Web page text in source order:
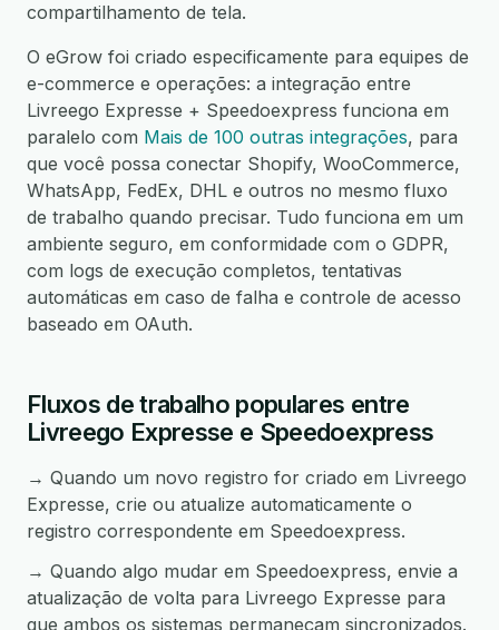
compartilhamento de tela.
O eGrow foi criado especificamente para equipes de
e-commerce e operações: a integração entre
Livreego Expresse + Speedoexpress funciona em
paralelo com Mais de 100 outras integrações, para
que você possa conectar Shopify, WooCommerce,
WhatsApp, FedEx, DHL e outros no mesmo fluxo
de trabalho quando precisar. Tudo funciona em um
ambiente seguro, em conformidade com o GDPR,
com logs de execução completos, tentativas
automáticas em caso de falha e controle de acesso
baseado em OAuth.
Fluxos de trabalho populares entre
Livreego Expresse e Speedoexpress
→ Quando um novo registro for criado em Livreego
Expresse, crie ou atualize automaticamente o
registro correspondente em Speedoexpress.
→ Quando algo mudar em Speedoexpress, envie a
atualização de volta para Livreego Expresse para
que ambos os sistemas permaneçam sincronizados.